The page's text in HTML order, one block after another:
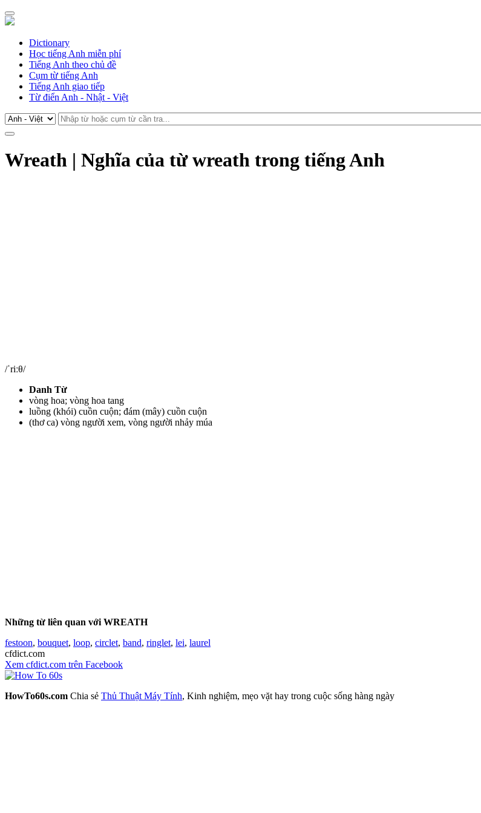
Dictionary
Học tiếng Anh miễn phí
Tiếng Anh theo chủ đề
Cụm từ tiếng Anh
Tiếng Anh giao tiếp
Từ điển Anh - Nhật - Việt
Wreath | Nghĩa của từ wreath trong tiếng Anh
/ˈriːθ/
Danh Từ
vòng hoa; vòng hoa tang
luồng (khói) cuồn cuộn; đám (mây) cuồn cuộn
(thơ ca) vòng người xem, vòng người nhảy múa
Những từ liên quan với WREATH
festoon, bouquet, loop, circlet, band, ringlet, lei, laurel
cfdict.com
Xem cfdict.com trên Facebook
HowTo60s.com Chia sẻ Thủ Thuật Máy Tính, Kinh nghiệm, mẹo vặt hay trong cuộc sống hàng ngày